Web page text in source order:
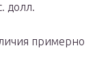
долл.
примерно